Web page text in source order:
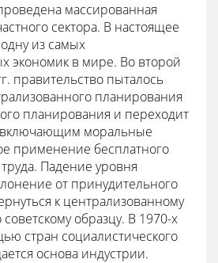
массированная
сектора. В настоящее
из самых
экономик в мире. Во второй
правительство пыталось
планирования
планирования и переходит
включающим моральные
применение бесплатного
Падение уровня
от принудительного
к централизованному
образцу. В 1970-х
стран социалистического
основа индустрии.